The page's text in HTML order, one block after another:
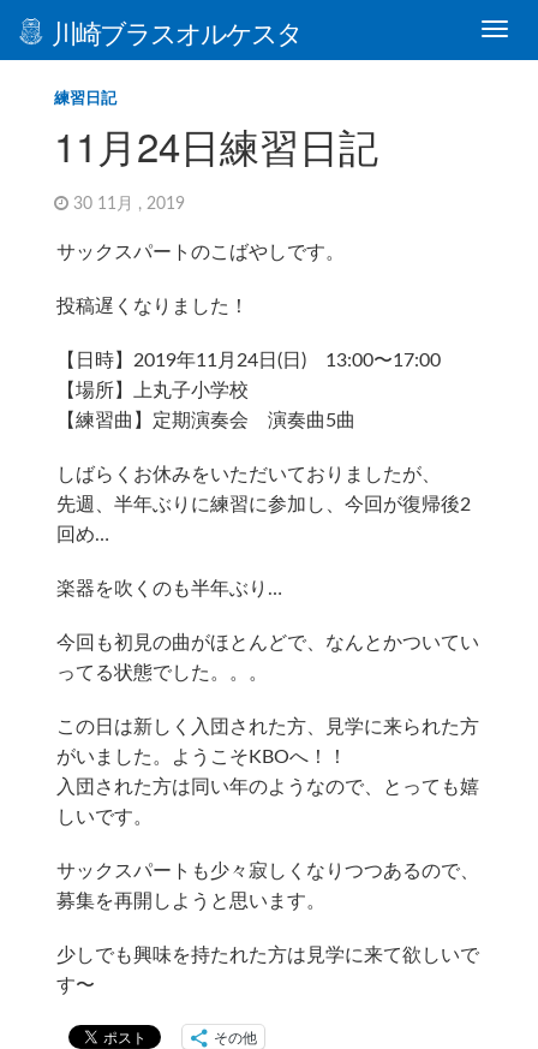
川崎ブラスオルケスタ
練習日記
11月24日練習日記
30 11月 , 2019
サックスパートのこばやしです。
投稿遅くなりました！
【日時】2019年11月24日(日) 13:00〜17:00
【場所】上丸子小学校
【練習曲】定期演奏会 演奏曲5曲
しばらくお休みをいただいておりましたが、
先週、半年ぶりに練習に参加し、今回が復帰後2
回め…
楽器を吹くのも半年ぶり…
今回も初見の曲がほとんどで、なんとかついてい
ってる状態でした。。。
この日は新しく入団された方、見学に来られた方
がいました。ようこそKBOへ！！
入団された方は同い年のようなので、とっても嬉
しいです。
サックスパートも少々寂しくなりつつあるので、
募集を再開しようと思います。
少しでも興味を持たれた方は見学に来て欲しいで
す〜
その他